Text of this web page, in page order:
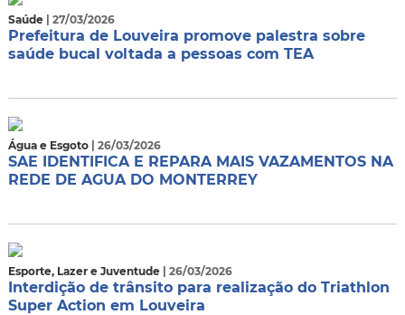
Saúde | 27/03/2026
Prefeitura de Louveira promove palestra sobre
saúde bucal voltada a pessoas com TEA
Água e Esgoto | 26/03/2026
SAE IDENTIFICA E REPARA MAIS VAZAMENTOS NA
REDE DE AGUA DO MONTERREY
Esporte, Lazer e Juventude | 26/03/2026
Interdição de trânsito para realização do Triathlon
Super Action em Louveira